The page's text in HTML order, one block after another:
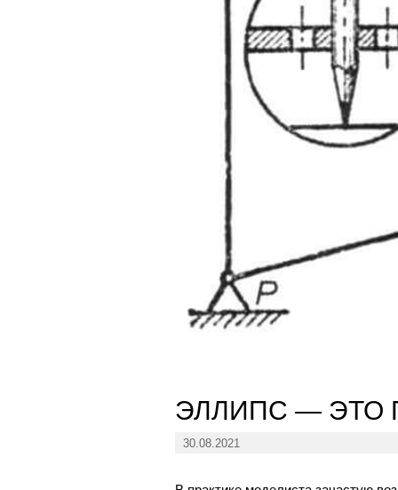
ЭЛЛИПС — ЭТО
30.08.2021